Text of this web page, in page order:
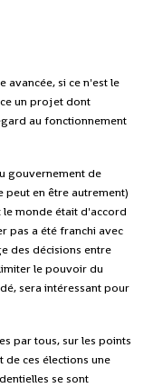
avancée, si ce n'est le
un projet dont
au fonctionnement
gouvernement de
peut en être autrement)
monde était d'accord
pas a été franchi avec
des décisions entre
le pouvoir du
sera intéressant pour
par tous, sur les points
ces élections une
se sont